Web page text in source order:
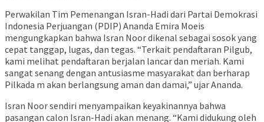
Perwakilan Tim Pemenangan Isran-Hadi dari Partai Demokrasi
Indonesia Perjuangan (PDIP) Ananda Emira Moeis
mengungkapkan bahwa Isran Noor dikenal sebagai sosok yang
cepat tanggap, lugas, dan tegas. “Terkait pendaftaran Pilgub,
kami melihat pendaftaran berjalan lancar dan meriah. Kami
sangat senang dengan antusiasme masyarakat dan berharap
Pilkada m akan berlangsung aman dan damai,” ujar Ananda.
Isran Noor sendiri menyampaikan keyakinannya bahwa
pasangan calon Isran-Hadi akan menang. “Kami didukung oleh